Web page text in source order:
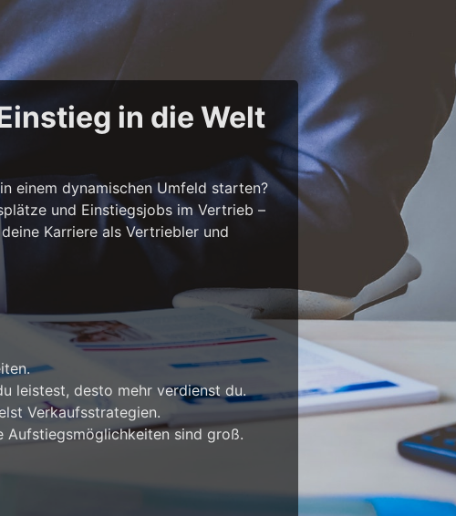
in die Welt
einem dynamischen Umfeld starten?
und Einstiegsjobs im Vertrieb –
Karriere als Vertriebler und
leistest, desto mehr verdienst du.
Verkaufsstrategien.
Aufstiegsmöglichkeiten sind groß.